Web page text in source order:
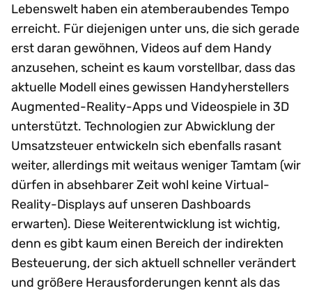
Lebenswelt haben ein atemberaubendes Tempo
erreicht. Für diejenigen unter uns, die sich gerade
erst daran gewöhnen, Videos auf dem Handy
anzusehen, scheint es kaum vorstellbar, dass das
aktuelle Modell eines gewissen Handyherstellers
Augmented-Reality-Apps und Videospiele in 3D
unterstützt. Technologien zur Abwicklung der
Umsatzsteuer entwickeln sich ebenfalls rasant
weiter, allerdings mit weitaus weniger Tamtam (wir
dürfen in absehbarer Zeit wohl keine Virtual-
Reality-Displays auf unseren Dashboards
erwarten). Diese Weiterentwicklung ist wichtig,
denn es gibt kaum einen Bereich der indirekten
Besteuerung, der sich aktuell schneller verändert
und größere Herausforderungen kennt als das